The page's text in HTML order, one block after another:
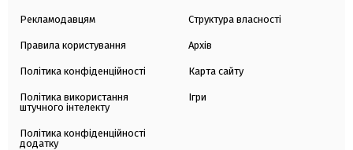
Рекламодавцям
Правила користування
Політика конфіденційності
Політика використання
штучного інтелекту
Політика конфіденційності
додатку
Структура власності
Архів
Карта сайту
Ігри